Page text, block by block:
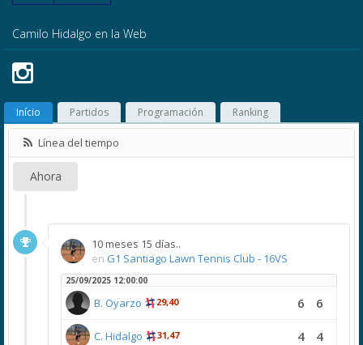
Camilo Hidalgo en la Web
Início Partidos Programación Ranking
Línea del tiempo
Ahora
10 meses 15 días..
en G1 Santiago Lawn Tennis Club - 16VS
25/09/2025 12:00:00
B. Oyarzo 29,40 6 6
C. Hidalgo 31,47 4 4